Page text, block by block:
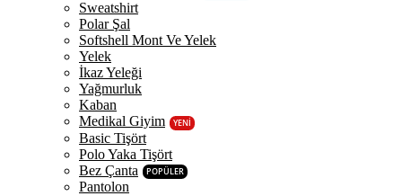
Sweatshirt
Polar Şal
Softshell Mont Ve Yelek
Yelek
İkaz Yeleği
Yağmurluk
Kaban
Medikal Giyim
YENİ
Basic Tişört
Polo Yaka Tişört
Bez Çanta
POPÜLER
Pantolon